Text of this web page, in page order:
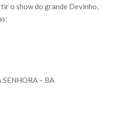
o show do grande Devinho,
– BA